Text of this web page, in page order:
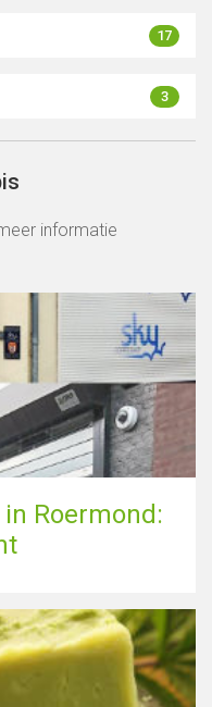
17
3
informatie
Roermond: